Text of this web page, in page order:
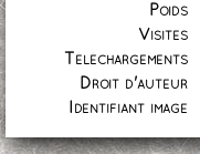
Poids
Visites
Téléchargements
Droit d'auteur
Identifiant image